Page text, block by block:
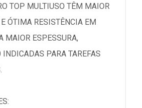
TOP MULTIUSO TÊM MAIOR
ÓTIMA RESISTÊNCIA EM
MAIOR ESPESSURA,
INDICADAS PARA TAREFAS